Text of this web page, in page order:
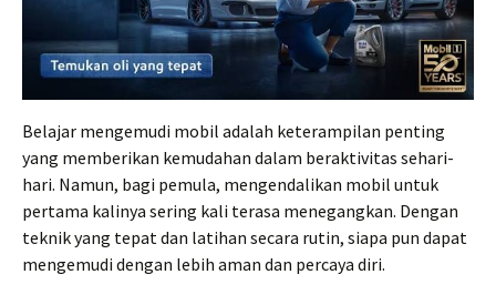
Belajar mengemudi mobil adalah keterampilan penting
yang memberikan kemudahan dalam beraktivitas sehari-
hari. Namun, bagi pemula, mengendalikan mobil untuk
pertama kalinya sering kali terasa menegangkan. Dengan
teknik yang tepat dan latihan secara rutin, siapa pun dapat
mengemudi dengan lebih aman dan percaya diri.